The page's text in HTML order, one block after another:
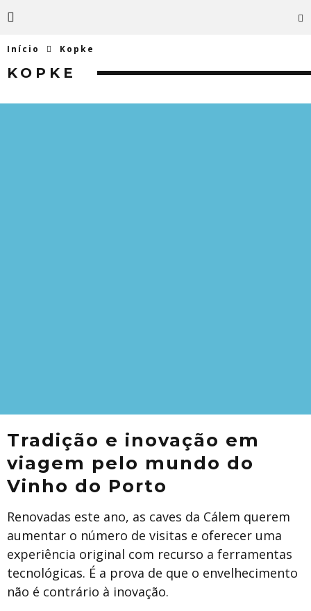
Início Kopke
KOPKE
Tradição e inovação em
viagem pelo mundo do
Vinho do Porto
Renovadas este ano, as caves da Cálem querem
aumentar o número de visitas e oferecer uma
experiência original com recurso a ferramentas
tecnológicas. É a prova de que o envelhecimento
não é contrário à inovação.